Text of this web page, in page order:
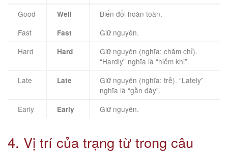
Good Well
Biến đổi hoàn toàn.
Fast
Fast
Giữ nguyên.
Hard
Hard
Giữ nguyên (nghĩa: chăm chỉ).
“Hardly” nghĩa là “hiếm khi”.
Late
Late
Giữ nguyên (nghĩa: trễ). “Lately”
nghĩa là “gần đây”.
Early
Early Giữ nguyên.
4. Vị trí của trạng từ trong câu